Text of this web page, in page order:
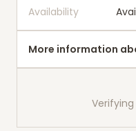
Availability
More information